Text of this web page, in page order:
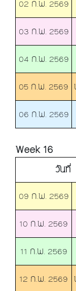
02 ก.พ. 2569
03 ก.พ. 2569
04 ก.พ. 2569
05 ก.พ. 2569
06 ก.พ. 2569
Week 16
วันที่
09 ก.พ. 2569
10 ก.พ. 2569
11 ก.พ. 2569
12 ก.พ. 2569